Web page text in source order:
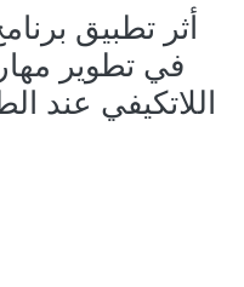
أثر تطبيق
اللاتكيفي